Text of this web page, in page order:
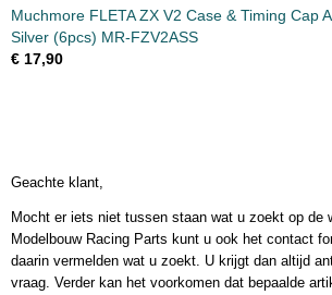
Muchmore FLETA ZX V2 Case & Timing Cap
Silver (6pcs) MR-FZV2ASS
€ 17,90
Geachte klant,
Mocht er iets niet tussen staan wat u zoekt op de
Modelbouw Racing Parts kunt u ook het contact
daarin vermelden wat u zoekt. U krijgt dan altijd
vraag. Verder kan het voorkomen dat bepaalde